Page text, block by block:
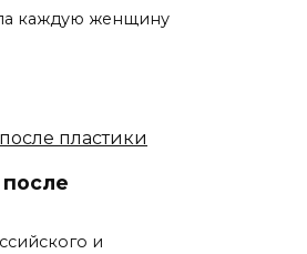
каждую женщину
и